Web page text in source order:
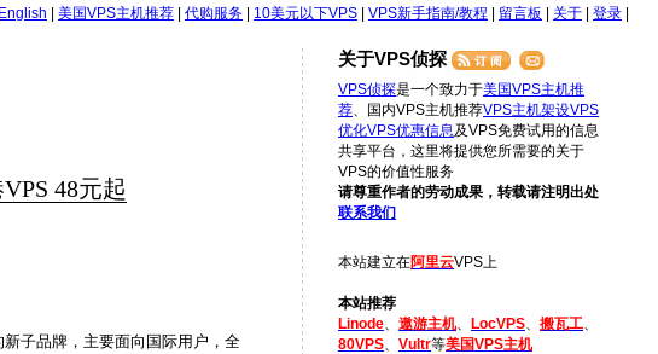
English 美国VPS主机推荐 代购服务 10美元以下VPS VPS新手指南/教程 留言板 关于 登录
48元起
新子品牌，主要面向国际用户，全
关于VPS侦探
VPS侦探是一个致力于美国VPS主机推
荐 、国内VPS主机推荐VPS主机架设VPS
优化VPS优惠信息 及VPS免费试用的信息
共享平台，这里将提供您所需要的关于
VPS的价值性服务
请尊重作者的劳动成果，转载请注明出处
联系我们
本站建立在阿里云VPS上
本站推荐
Linode
遨游主机、 LocVPS 搬瓦工
80VPS
Vultr等美国VPS主机